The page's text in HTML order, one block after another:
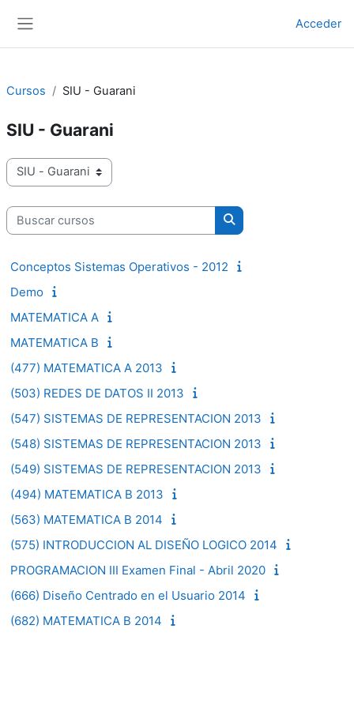
Acceder
Cursos SIU - Guarani
SIU - Guarani
Categorías
Buscar cursos
Buscar cursos
Conceptos Sistemas Operativos - 2012
Demo
MATEMATICA A
MATEMATICA B
(477) MATEMATICA A 2013
(503) REDES DE DATOS II 2013
(547) SISTEMAS DE REPRESENTACION 2013
(548) SISTEMAS DE REPRESENTACION 2013
(549) SISTEMAS DE REPRESENTACION 2013
(494) MATEMATICA B 2013
(563) MATEMATICA B 2014
(575) INTRODUCCION AL DISEÑO LOGICO 2014
PROGRAMACION III Examen Final - Abril 2020
(666) Diseño Centrado en el Usuario 2014
(682) MATEMATICA B 2014